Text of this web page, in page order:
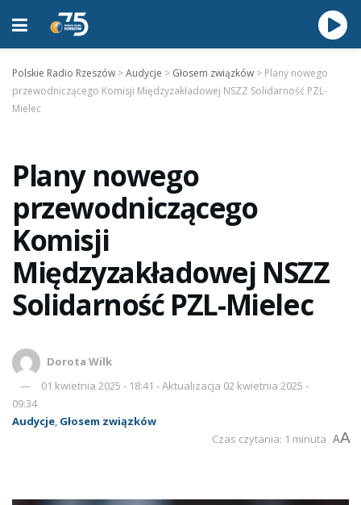
Polskie Radio Rzeszów >Audycje > Głosem związków > Plany nowego
przewodniczącego Komisji Międzyzakładowej NSZZ Solidarność PZL-
Mielec
Plany nowego
przewodniczącego
Komisji
Międzyzakładowej NSZZ
Solidarność PZL-Mielec
Dorota Wilk
01 kwietnia 2025 - 18:41 - Aktualizacja 02 kwietnia 2025 -
09:34
Audycje, Głosem związków
Czas czytania: 1 minuta AA